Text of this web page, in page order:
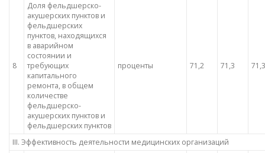
8
Доля фельдшерско-
акушерских пунктов и
фельдшерских
пунктов, находящихся
в аварийном
состоянии и
требующих
капитального
ремонта, в общем
количестве
фельдшерско-
акушерских пунктов и
фельдшерских пунктов
проценты 71,2 71,3 71,3
III. Эффективность деятельности медицинских организаций